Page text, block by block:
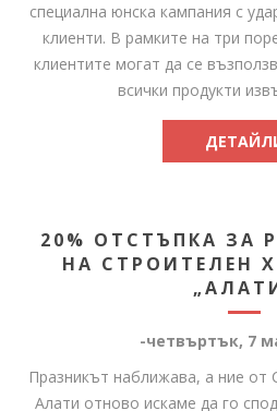
специална юнска кампания с
клиенти. В рамките на три
клиентите могат да се
всички продукти
20% ОТСТЪПКА ЗА
НА СТРОИТЕЛЕН
-четвъртък, 7
Празникът наближава, а ние от
Алати отново искаме да го